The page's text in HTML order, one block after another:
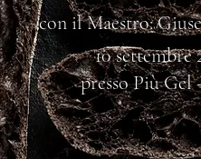
con il Maestro:
10 settembre
presso Più Gel